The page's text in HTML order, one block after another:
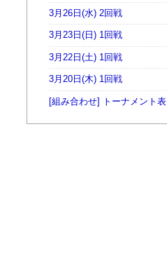
3月26日(水) 2回戦
3月23日(日) 1回戦
3月22日(土) 1回戦
3月20日(木) 1回戦
[組み合わせ] トーナメント表